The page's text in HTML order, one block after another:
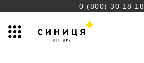
0 (800) 30 18 18